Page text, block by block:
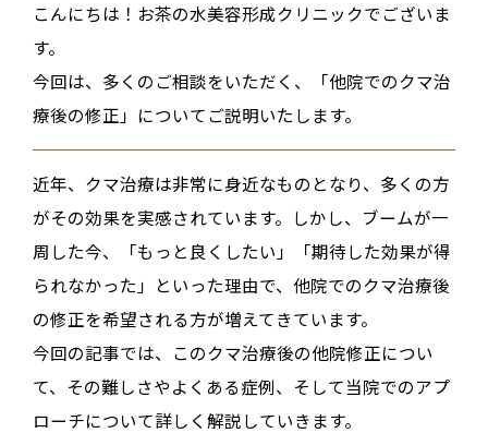
こんにちは！お茶の水美容形成クリニックでございま
す。
今回は、多くのご相談をいただく、「他院でのクマ治
療後の修正」についてご説明いたします。
近年、クマ治療は非常に身近なものとなり、多くの方
がその効果を実感されています。しかし、ブームが一
周した今、「もっと良くしたい」「期待した効果が得
られなかった」といった理由で、 他院でのクマ治療後
の修正を希望される方が増えてきています。
今回の記事では、このクマ治療後の他院修正につい
て、その難しさやよくある症例、そして当院でのアプ
ローチについて詳しく解説していきます。